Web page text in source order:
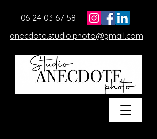
06 24 03 67 58
anecdote.studio.photo@gmail.com